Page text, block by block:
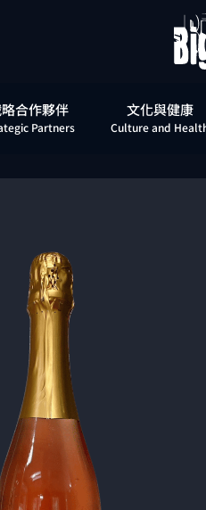
合作夥伴
Partners
文化與健康
Culture and